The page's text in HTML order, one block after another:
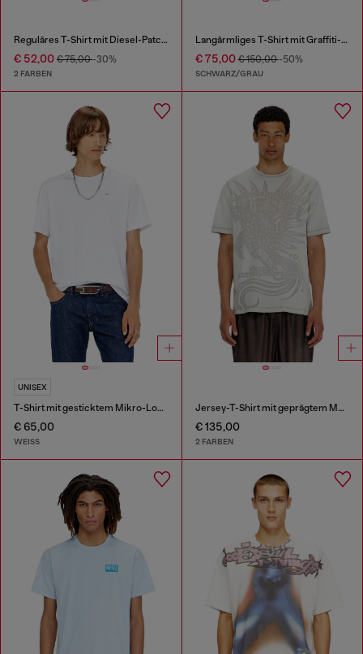
Reguläres T-Shirt mit Diesel-Patch und Fotoprint
€ 52,00 € 75,00-30%
2 FARBEN
Langärmliges T-Shirt mit Graffiti-Print
€ 75,00€ 150,00-50%
SCHWARZ/GRAU
UNISEX
T-Shirt mit gesticktem Mikro-Logo
€ 65,00
WEISS
Jersey-T-Shirt mit geprägtem Motiv
€ 135,00
2 FARBEN